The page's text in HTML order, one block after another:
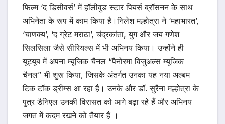
फिल्म ‘द डिसीवर्स’ में हॉलीवुड स्टार पियर्स ब्रॉसनन के साथ
अभिनेता के रूप में काम किया है।निलेश मल्होत्रा ने ‘महाभारत’,
‘चाणक्य’, ‘द ग्रेट मराठा’, चंद्रकांता, युग और जय गणेश
सिलसिला जैसे सीरियल्स में भी अभिनय किया। उन्होंने ही
यूट्यूब में अपना म्यूजिक चैनल “पैनोरमा विजुअल्स म्यूजिक
चैनल” भी शुरू किया, जिसके अंतर्गत उनका यह नया अल्बम
टिक टॉक ड्रीम्स आ रहा है। उनके और डॉ. सुरैना मल्होत्रा के
पुत्र डैनिएल उनकी विरासत को आगे बढ़ा रहे हैं और अभिनय
जगत में कदम रखने को तैयार हैं ।